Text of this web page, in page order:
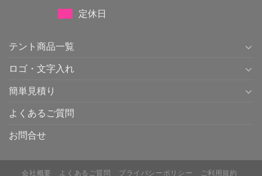
定休日
テント商品一覧
ロゴ・文字入れ
簡単見積り
よくあるご質問
お問合せ
会社概要 よくあるご質問 プライバシーポリシー ご利用規約